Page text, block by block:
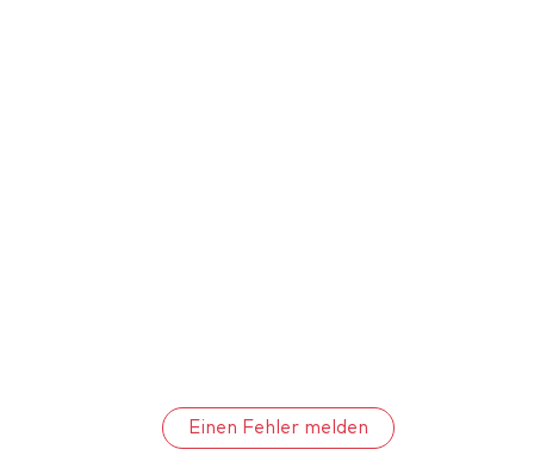
Einen Fehler melden